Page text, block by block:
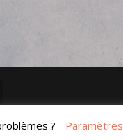
légales
? Paramètres